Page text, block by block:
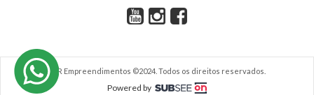
JAR Empreendimentos ©2024. Todos os direitos reservados.
Powered by